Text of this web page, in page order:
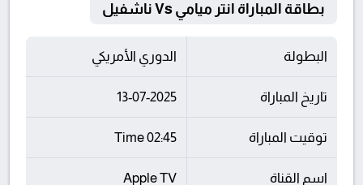
بطاقة المباراة انتر ميامي Vs ناشفيل
البطولة الدوري الأمريكي
تاريخ المباراة 13-07-2025
توقيت المباراة 02:45 Time
اسم القناة Apple TV